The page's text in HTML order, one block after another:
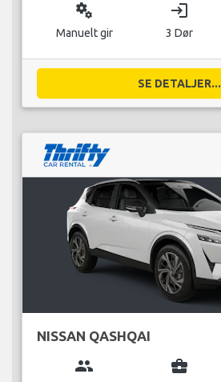
miscellaneous_services
Manuelt gir
login
3 Dør
SE DETALJER...
NISSAN QASHQAI
group business_center